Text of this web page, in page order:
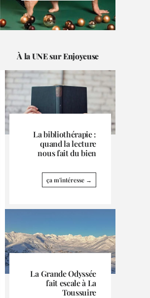
À la UNE sur Enjoyeuse
La bibliothérapie :
quand la lecture
nous fait du bien
ça m'intéresse →
La Grande Odyssée
fait escale à La
Toussuire